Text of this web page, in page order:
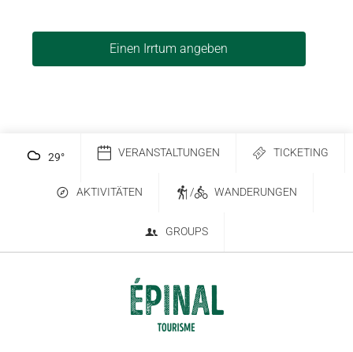
Einen Irrtum angeben
29° VERANSTALTUNGEN TICKETING
AKTIVITÄTEN / WANDERUNGEN
GROUPS